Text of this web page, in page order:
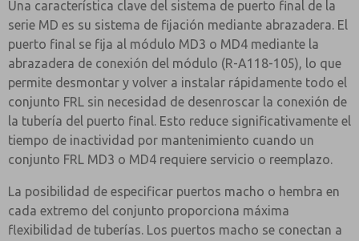
Una característica clave del sistema de puerto final de la
serie MD es su sistema de fijación mediante abrazadera. El
puerto final se fija al módulo MD3 o MD4 mediante la
abrazadera de conexión del módulo (R-A118-105), lo que
permite desmontar y volver a instalar rápidamente todo el
conjunto FRL sin necesidad de desenroscar la conexión de
la tubería del puerto final. Esto reduce significativamente el
tiempo de inactividad por mantenimiento cuando un
conjunto FRL MD3 o MD4 requiere servicio o reemplazo.
La posibilidad de especificar puertos macho o hembra en
cada extremo del conjunto proporciona máxima
flexibilidad de tuberías. Los puertos macho se conectan a